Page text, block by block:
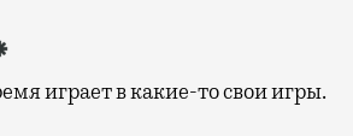
играет в какие-то свои игры.